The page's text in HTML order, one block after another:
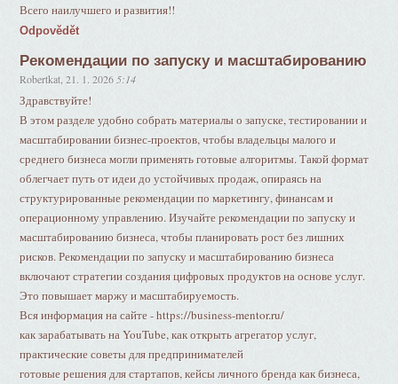
Всего наилучшего и развития!!
Odpovědět
Рекомендации по запуску и масштабированию
Robertkat ,21. 1. 2026 5:14
Здравствуйте!
В этом разделе удобно собрать материалы о запуске, тестировании и
масштабировании бизнес-проектов, чтобы владельцы малого и
среднего бизнеса могли применять готовые алгоритмы. Такой формат
облегчает путь от идеи до устойчивых продаж, опираясь на
структурированные рекомендации по маркетингу, финансам и
операционному управлению. Изучайте рекомендации по запуску и
масштабированию бизнеса, чтобы планировать рост без лишних
рисков. Рекомендации по запуску и масштабированию бизнеса
включают стратегии создания цифровых продуктов на основе услуг.
Это повышает маржу и масштабируемость.
Вся информация на сайте - https://business-mentor.ru/
как зарабатывать на YouTube, как открыть агрегатор услуг,
практические советы для предпринимателей
готовые решения для стартапов, кейсы личного бренда как бизнеса,